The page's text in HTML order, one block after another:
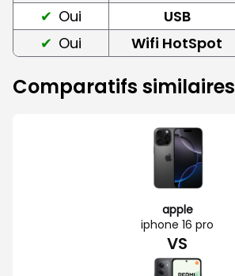
Oui
USB
Oui
Wifi HotSpot
Comparatifs similaires
apple
iphone 16 pro
VS